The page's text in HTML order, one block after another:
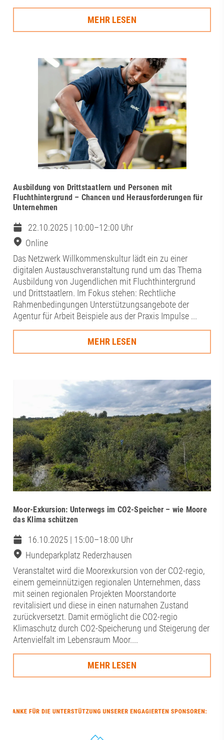
MEHR LESEN
Ausbildung von Drittstaatlern und Personen mit
Fluchthintergrund – Chancen und Herausforderungen für
Unternehmen
22.10.2025 | 10:00–12:00 Uhr
Online
Das Netzwerk Willkommenskultur lädt ein zu einer
digitalen Austauschveranstaltung rund um das Thema
Ausbildung von Jugendlichen mit Fluchthintergrund
und Drittstaatlern. Im Fokus stehen: Rechtliche
Rahmenbedingungen Unterstützungsangebote der
Agentur für Arbeit Beispiele aus der Praxis Impulse ...
MEHR LESEN
Moor-Exkursion: Unterwegs im CO2-Speicher – wie Moore
das Klima schützen
16.10.2025 | 15:00–18:00 Uhr
Hundeparkplatz Rederzhausen
Veranstaltet wird die Moorexkursion von der CO2-regio,
einem gemeinnützigen regionalen Unternehmen, dass
mit seinen regionalen Projekten Moorstandorte
revitalisiert und diese in einen naturnahen Zustand
zurückversetzt. Damit ermöglicht die CO2-regio
Klimaschutz durch CO2-Speicherung und Steigerung der
Artenvielfalt im Lebensraum Moor....
MEHR LESEN